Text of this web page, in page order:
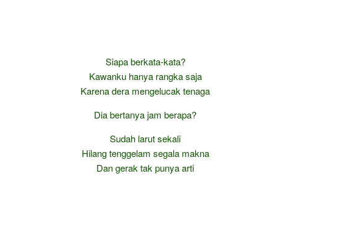
Siapa berkata-kata?
Kawanku hanya rangka saja
Karena dera mengelucak tenaga
Dia bertanya jam berapa?
Sudah larut sekali
Hilang tenggelam segala makna
Dan gerak tak punya arti